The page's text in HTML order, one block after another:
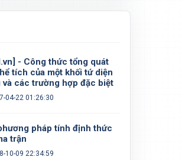
- Công thức tổng quát
tích của một khối tứ diện
và các trường hợp đặc biệt
04-22 01:26:30
pháp tính định thức
trận
10-09 22:34:59